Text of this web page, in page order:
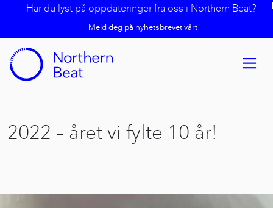
Har du lyst på oppdateringer fra oss i Northern Beat?
Meld deg på nyhetsbrevet vårt
2022 – året vi fylte 10 år!